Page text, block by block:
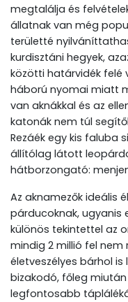
megtalálja és
állatnak van még
területté
kurdisztáni hegyek,
közötti határvidék felé
háború nyomai miatt
van aknákkal és az
katonák nem túl
Rezáék egy kis faluba
állítólag látott
hátborzongató:
Az aknamezők ideális
párducoknak, ugyanis
különös tekintettel az
mindig 2 millió fel
életveszélyes bárhol
bizakodó, főleg
legfontosabb